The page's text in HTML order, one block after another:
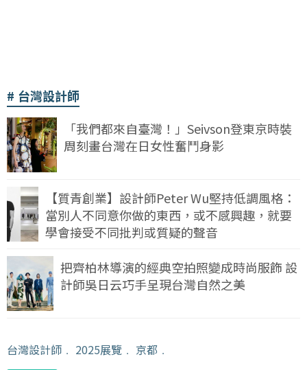
台灣設計師
「我們都來自臺灣！」Seivson登東京時裝
周刻畫台灣在日女性奮鬥身影
【質青創業】設計師Peter Wu堅持低調風格：
當別人不同意你做的東西，或不感興趣，就要
學會接受不同批判或質疑的聲音
把齊柏林導演的經典空拍照變成時尚服飾 設
計師吳日云巧手呈現台灣自然之美
台灣設計師 ﹒ 2025展覽 ﹒ 京都 ﹒